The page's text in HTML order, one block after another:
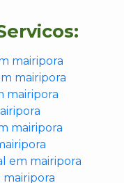
mairipora
mairipora
mairipora
mairipora
em mairipora
mairipora